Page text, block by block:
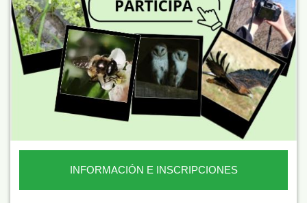
INFORMACIÓN E INSCRIPCIONES